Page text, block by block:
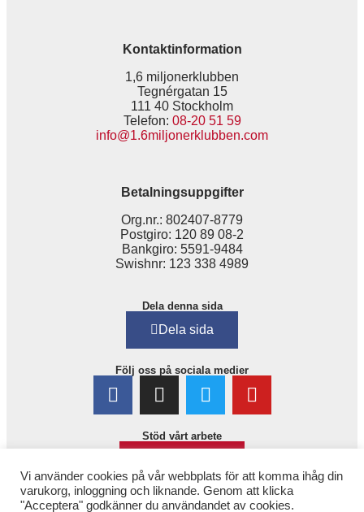
Kontaktinformation
1,6 miljonerklubben
Tegnérgatan 15
111 40 Stockholm
Telefon: 08-20 51 59
info@1.6miljonerklubben.com
Betalningsuppgifter
Org.nr.: 802407-8779
Postgiro: 120 89 08-2
Bankgiro: 5591-9484
Swishnr: 123 338 4989
Dela denna sida
Dela sida
Följ oss på sociala medier
Stöd vårt arbete
Vi använder cookies på vår webbplats för att komma ihåg din
varukorg, inloggning och liknande. Genom att klicka
"Acceptera" godkänner du användandet av cookies.